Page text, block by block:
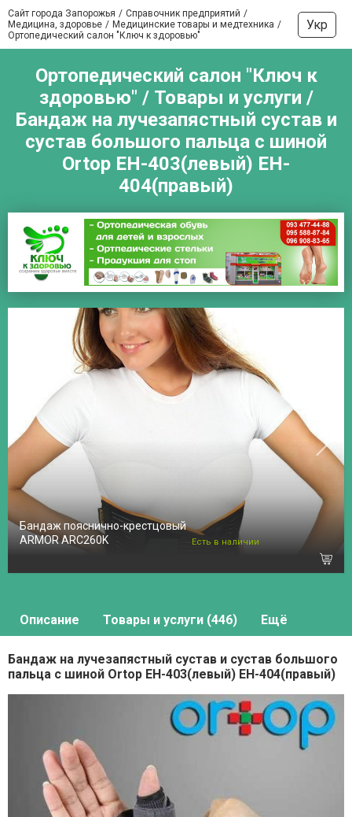
Сайт города Запорожья
Справочник предприятий
Медицина, здоровье
Медицинские товары и медтехника
Ортопедический салон "Ключ к здоровью"
Укр
Ортопедический салон "Ключ к
здоровью" / Товары и услуги /
Бандаж на лучезапястный сустав и
сустав большого пальца с шиной
Ortop EH-403(левый) EH-
404(правый)
Бандаж пояснично-крестцовый
ARMOR ARC260K
Есть в наличии
Описание Товары и услуги (446) Ещё
Бандаж на лучезапястный сустав и сустав большого
пальца с шиной Ortop EH-403(левый) EH-404(правый)